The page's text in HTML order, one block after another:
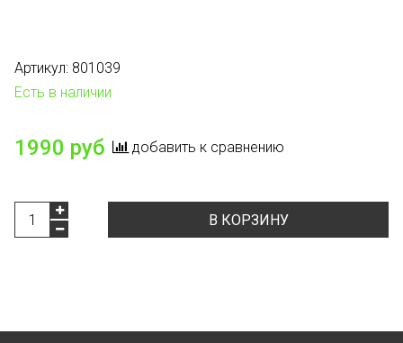
Артикул: 801039
Есть в наличии
1990 руб добавить к сравнению
В КОРЗИНУ